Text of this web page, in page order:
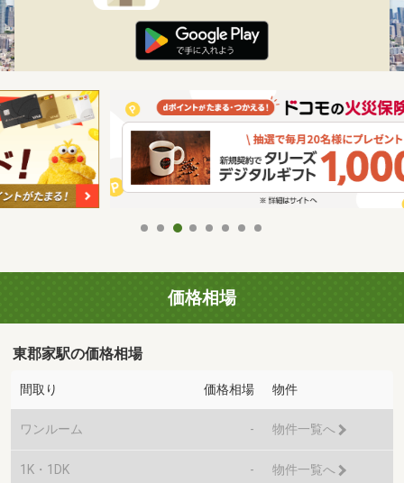
価格相場
東郡家駅の価格相場
間取り 価格相場 物件
ワンルーム - 物件一覧へ
1K・1DK - 物件一覧へ